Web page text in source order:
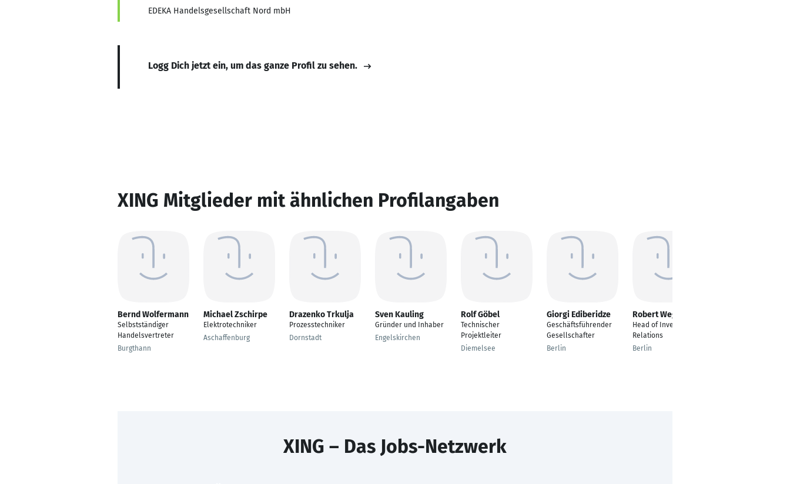
EDEKA Handelsgesellschaft Nord mbH
Logg Dich jetzt ein, um das ganze Profil zu sehen.
XING Mitglieder mit ähnlichen Profilangaben
Bernd Wolfermann
Selbstständiger
Handelsvertreter
Burgthann
Michael Zschirpe
Elektrotechniker
Aschaffenburg
Drazenko Trkulja
Prozesstechniker
Dornstadt
Sven Kauling
Gründer und Inhaber
Engelskirchen
Rolf Göbel
Technischer
Projektleiter
Diemelsee
Giorgi Ediberidze
Geschäftsführender
Gesellschafter
Berlin
Robert Wegner
Head of Investor
Relations
Berlin
XING – Das Jobs-Netzwerk